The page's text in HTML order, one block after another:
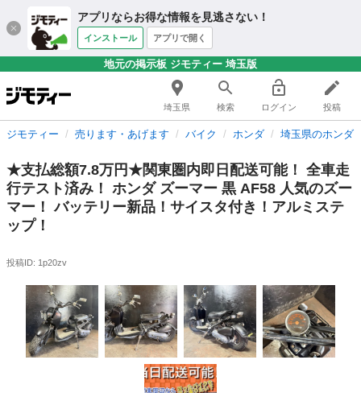
アプリならお得な情報を見逃さない！
インストール アプリで開く
地元の掲示板 ジモティー 埼玉版
埼玉県 検索 ログイン 投稿
ジモティー 売ります・あげます バイク ホンダ 埼玉県のホンダ
★支払総額7.8万円★関東圏内即日配送可能！ 全車走
行テスト済み！ ホンダ ズーマー 黒 AF58 人気のズー
マー！ バッテリー新品！サイスタ付き！アルミステ
ップ！
投稿ID: 1p20zv